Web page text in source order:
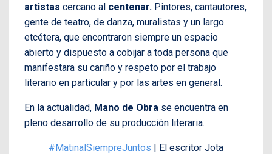
artistas cercano al centenar. Pintores, cantautores,
gente de teatro, de danza, muralistas y un largo
etcétera, que encontraron siempre un espacio
abierto y dispuesto a cobijar a toda persona que
manifestara su cariño y respeto por el trabajo
literario en particular y por las artes en general.
En la actualidad, Mano de Obra se encuentra en
pleno desarrollo de su producción literaria.
#MatinalSiempreJuntos | El escritor Jota